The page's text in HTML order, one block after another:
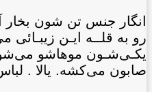
انگار جنس تن شون
رو به قلــه ايـن زيبـائی
يكـی‌شـون موهاشو
صابون می‌كشه. يالا .